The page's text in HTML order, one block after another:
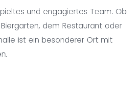
und engagiertes Team. Ob
dem Restaurant oder
ist ein besonderer Ort mit